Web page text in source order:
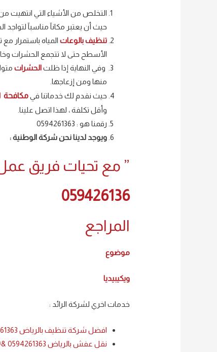
التخلص من الأشياء التي انتهيت
حيث أن يعتبر مكانآ مناسبآ لتواجد
تنظيف بالوعات المياه باستمرار
الأسطح حتى لا تتجمع الحشرات
وفي النهاية إذا ظلتالحشرات
منها ومن إزعاجها.
حيث نقدم لك خدماتنا فيمكافحة
وأقل تكلفة ، لهذا اتصل علينا.
رقمنا هو : 0594261363
ويوجد لدينا نحن شركة الوطنية :
” مع تحيات فريق عمل
059426136
المراجع
موضوع
ويكيبيديا
خدمات اخري لشركة الرائد :
افضل شركة تنظيف بالرياض 0594261363
نقل عفش بالرياض 0594261363 &#8211; تخزين عفش بالرياض